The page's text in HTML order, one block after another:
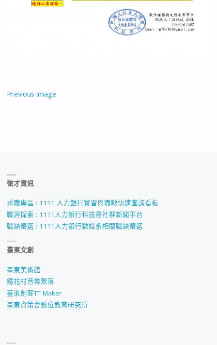
Previous image
徵才資訊
求職專區 : 1111 人力銀行實習與職缺快速查詢看板
職涯探索 : 1111人力銀行科技島社群新聞平台
職缺精選 : 1111人力銀行數媒系相關職缺精選
臺東文創
臺東美術館
鐵花村音樂聚落
臺東創客TT Maker
臺東資策會數位教育研究所